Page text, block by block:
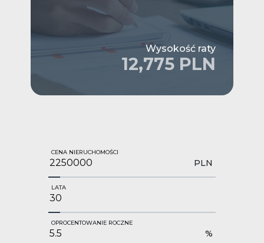
Wysokość raty
12,775 PLN
CENA NIERUCHOMOŚCI
PLN
LATA
OPROCENTOWANIE ROCZNE
%